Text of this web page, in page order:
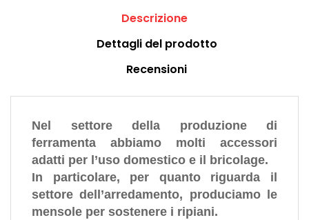
Descrizione
Dettagli del prodotto
Recensioni
Nel settore della produzione di
ferramenta abbiamo molti accessori
adatti per l’uso domestico e il bricolage.
In particolare, per quanto riguarda il
settore dell’arredamento, produciamo le
mensole per sostenere i ripiani.